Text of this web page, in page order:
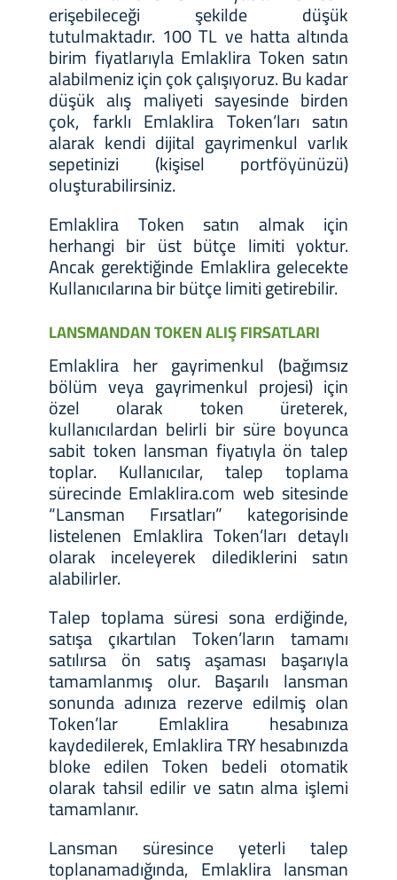
erişebileceği şekilde düşük
tutulmaktadır. 100 TL ve hatta altında
birim fiyatlarıyla Emlaklira Token satın
alabilmeniz için çok çalışıyoruz. Bu kadar
düşük alış maliyeti sayesinde birden
çok, farklı Emlaklira Token’ları satın
alarak kendi dijital gayrimenkul varlık
sepetinizi (kişisel portföyünüzü)
oluşturabilirsiniz.
Emlaklira Token satın almak için
herhangi bir üst bütçe limiti yoktur.
Ancak gerektiğinde Emlaklira gelecekte
Kullanıcılarına bir bütçe limiti getirebilir.
LANSMANDAN TOKEN ALIŞ FIRSATLARI
Emlaklira her gayrimenkul (bağımsız
bölüm veya gayrimenkul projesi) için
özel olarak token üreterek,
kullanıcılardan belirli bir süre boyunca
sabit token lansman fiyatıyla ön talep
toplar. Kullanıcılar, talep toplama
sürecinde Emlaklira.com web sitesinde
“Lansman Fırsatları” kategorisinde
listelenen Emlaklira Token’ları detaylı
olarak inceleyerek dilediklerini satın
alabilirler.
Talep toplama süresi sona erdiğinde,
satışa çıkartılan Token’ların tamamı
satılırsa ön satış aşaması başarıyla
tamamlanmış olur. Başarılı lansman
sonunda adınıza rezerve edilmiş olan
Token’lar Emlaklira hesabınıza
kaydedilerek, Emlaklira TRY hesabınızda
bloke edilen Token bedeli otomatik
olarak tahsil edilir ve satın alma işlemi
tamamlanır.
Lansman süresince yeterli talep
toplanamadığında, Emlaklira lansman